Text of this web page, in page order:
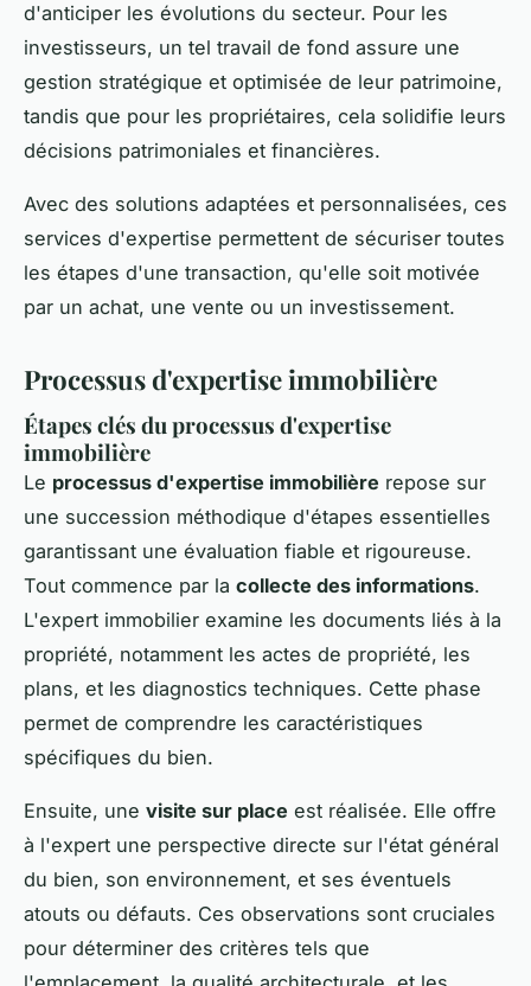
d'anticiper les évolutions du secteur. Pour les
investisseurs, un tel travail de fond assure une
gestion stratégique et optimisée de leur patrimoine,
tandis que pour les propriétaires, cela solidifie leurs
décisions patrimoniales et financières.
Avec des solutions adaptées et personnalisées, ces
services d'expertise permettent de sécuriser toutes
les étapes d'une transaction, qu'elle soit motivée
par un achat, une vente ou un investissement.
Processus d'expertise immobilière
Étapes clés du processus d'expertise
immobilière
Le processus d'expertise immobilière repose sur
une succession méthodique d'étapes essentielles
garantissant une évaluation fiable et rigoureuse.
Tout commence par la collecte des informations.
L'expert immobilier examine les documents liés à la
propriété, notamment les actes de propriété, les
plans, et les diagnostics techniques. Cette phase
permet de comprendre les caractéristiques
spécifiques du bien.
Ensuite, une visite sur place est réalisée. Elle offre
à l'expert une perspective directe sur l'état général
du bien, son environnement, et ses éventuels
atouts ou défauts. Ces observations sont cruciales
pour déterminer des critères tels que